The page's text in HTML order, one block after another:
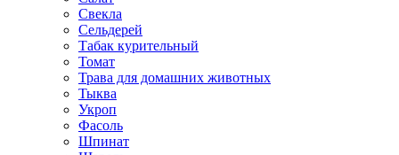
Свекла
Сельдерей
Табак курительный
Томат
Трава для домашних животных
Тыква
Укроп
Фасоль
Шпинат